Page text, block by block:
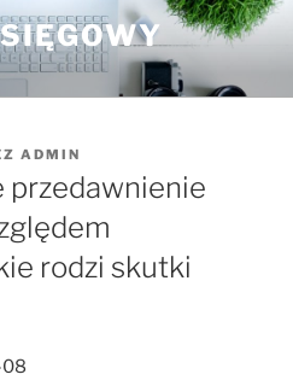
ADMIN
przedawnienie
rodzi skutki